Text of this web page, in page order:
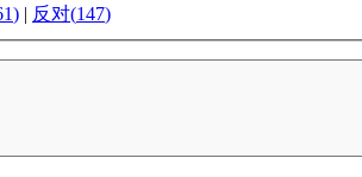
) | 反对(147)